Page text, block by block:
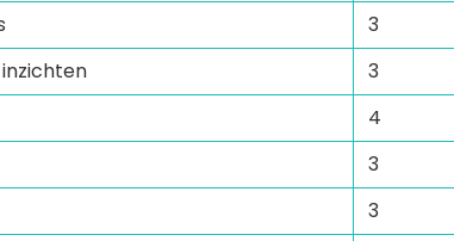
3
3
4
3
3